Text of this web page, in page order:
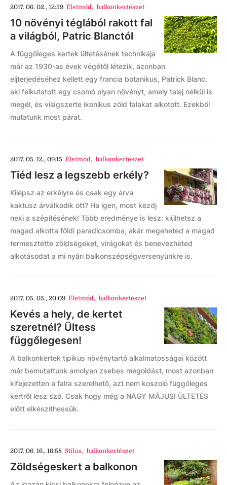
2017. 06. 02., 12:59 Életmód, balkonkertészet
10 növényi téglából rakott fal
a világból, Patric Blanctól
A függőleges kertek ültetésének technikája
már az 1930-as évek végétől létezik, azonban
eljterjedéséhez kellett egy francia botanikus, Patrick Blanc,
aki felkutatott egy csomó olyan növényt, amely talaj nélkül is
megél, és világszerte ikonikus zöld falakat alkotott. Ezekből
mutatunk most párat.
2017. 05. 12., 09:15 Életmód, balkonkertészet
Tiéd lesz a legszebb erkély?
Kilépsz az erkélyre és csak egy árva
kaktusz árválkodik ott? Ha igen, most kezdj
neki a szépítésének! Több eredménye is lesz: kiülhetsz a
magad alkotta földi paradicsomba, akár megeheted a magad
termesztette zöldségeket, virágokat és benevezheted
alkotásodat a mi nyári balkonszépségversenyünkre is.
2017. 05. 05., 20:09 Életmód, balkonkertészet
Kevés a hely, de kertet
szeretnél? Ültess
függőlegesen!
A balkonkertek tipikus növénytartó alkalmatosságai között
már bemutattunk amolyan zsebes megoldást, most azonban
kifejezetten a falra szerelhető, azt nem koszoló függőleges
kertről lesz szó. Csak hogy még a NAGY MÁJUSI ÜLTETÉS
előtt elkészíthessük.
2017. 06. 16., 16:58 Stílus, balkonkertészet
Zöldségeskert a balkonon